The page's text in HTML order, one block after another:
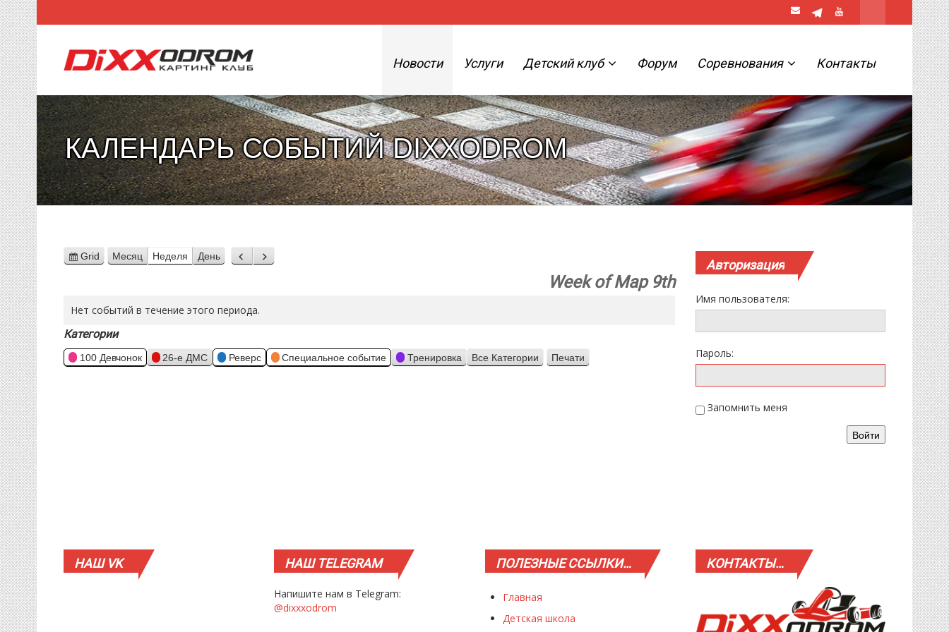
Новости Услуги Детский клуб Форум Соревнования Контакты
КАЛЕНДАРЬ СОБЫТИЙ DIXXODROM
View
Grid Месяц Неделя День Назад
Вперед
Week of Мар 9th
Нет событий в течение этого периода.
Категории
100 Девчонок 26-е ДМС Реверс Специальное событие Тренировка Все Категории Просмотр
Печати
Авторизация
Имя пользователя:
Пароль:
Запомнить меня
Войти
НАШVK НАШTELEGRAM
Напишите нам в Telegram:
@dixxxodrom
ПОЛЕЗНЫЕССЫЛКИ…
Главная
Детская школа
КОНТАКТЫ…